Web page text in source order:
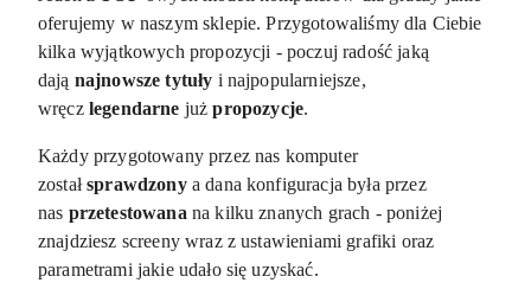
oferujemy w naszym sklepie. Przygotowaliśmy dla Ciebie
kilka wyjątkowych propozycji - poczuj radość jaką
dają najnowsze tytuły i najpopularniejsze,
wręcz legendarne jużpropozycje.
Każdy przygotowany przez nas komputer
zostałsprawdzonya dana konfiguracja była przez
nas przetestowana na kilku znanych grach - poniżej
znajdziesz screeny wraz z ustawieniami grafiki oraz
parametrami jakie udało się uzyskać.